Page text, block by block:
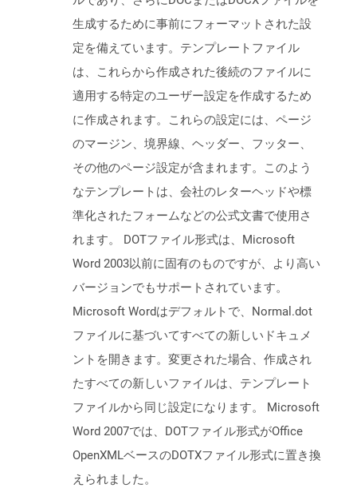
生成するために事前にフォーマットされた設
定を備えています。テンプレートファイル
は、これらから作成された後続のファイルに
適用する特定のユーザー設定を作成するため
に作成されます。これらの設定には、ページ
のマージン、境界線、ヘッダー、フッター、
その他のページ設定が含まれます。このよう
なテンプレートは、会社のレターヘッドや標
準化されたフォームなどの公式文書で使用さ
れます。 DOTファイル形式は、Microsoft
Word 2003以前に固有のものですが、より高い
バージョンでもサポートされています。
Microsoft Wordはデフォルトで、Normal.dot
ファイルに基づいてすべての新しいドキュメ
ントを開きます。変更された場合、作成され
たすべての新しいファイルは、テンプレート
ファイルから同じ設定になります。 Microsoft
Word 2007では、DOTファイル形式がOffice
OpenXMLベースのDOTXファイル形式に置き換
えられました。